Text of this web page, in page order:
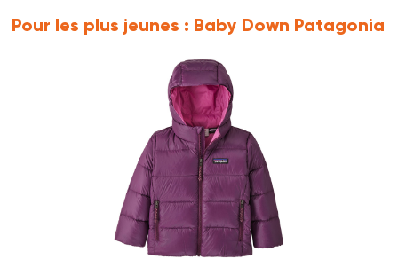
Pour les plus jeunes : Baby Down Patagonia